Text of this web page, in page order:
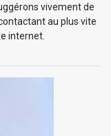
vivement de
au plus vite
internet.